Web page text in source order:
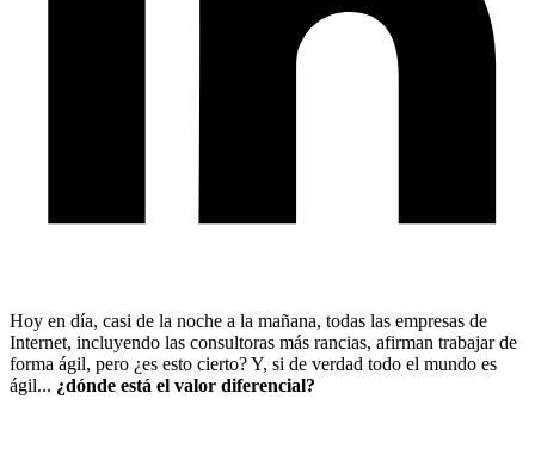
Hoy en día, casi de la noche a la mañana, todas las empresas de
Internet, incluyendo las consultoras más rancias, afirman trabajar de
forma ágil, pero ¿es esto cierto? Y, si de verdad todo el mundo es
ágil... ¿dónde está el valor diferencial?